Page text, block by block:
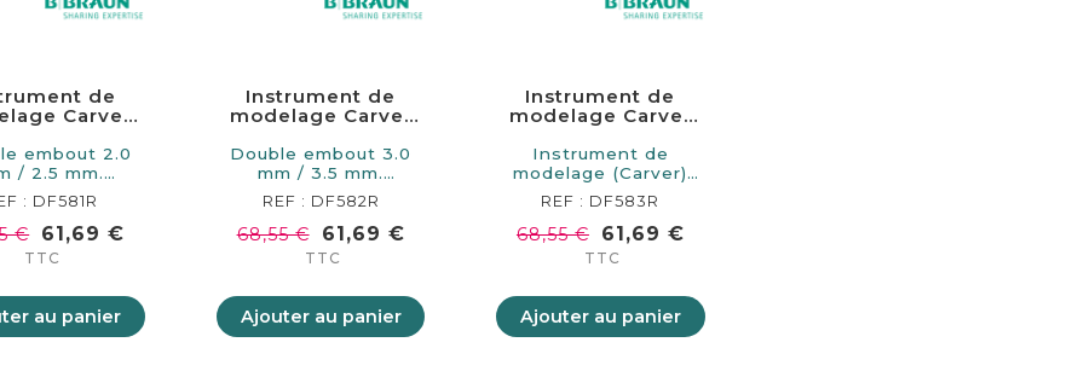
de
Carver
embout 2.0
/ 2.5 mm.
170 mm.…
: DF581R
€ 61,69 €
TTC
au panier
Instrument de
modelage Carver
Double embout 3.0
mm / 3.5 mm.
Longueur 170 mm.…
REF : DF582R
68,55 € 61,69 €
TTC
Ajouter au panier
Instrument de
modelage Carver
170mm
Instrument de
modelage (Carver)
pour l'adaptation
aux…
REF : DF583R
68,55 € 61,69 €
TTC
Ajouter au panier